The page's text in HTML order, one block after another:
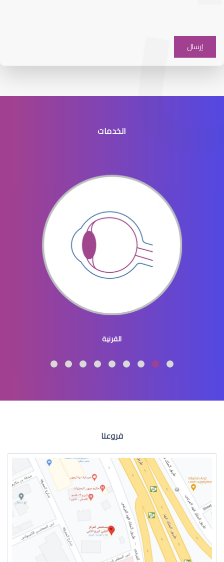
الماء الأزرق في العيون
الماء الازرق بالعين
ماء الازرق بالعين
الماء الازرق للعين
الخدمات
القرنية
فروعنا